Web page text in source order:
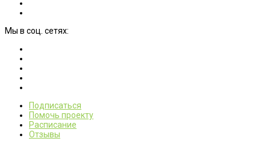
Мы в соц. сетях:
Подписаться
Помочь проекту
Расписание
Отзывы